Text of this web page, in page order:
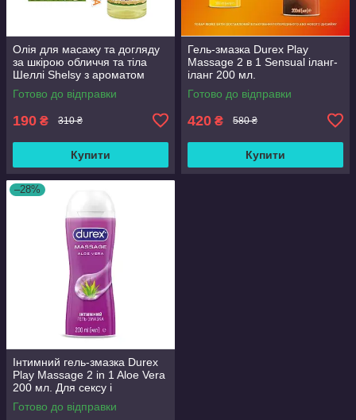
Олія для масажу та догляду
за шкірою обличчя та тіла
Шеллі Shelsy з ароматом
ПЕРСИК 100 мл.100%
organic!
Готово до відправки
190 ₴ 310 ₴
Купити
Гель-змазка Durex Play
Massage 2 в 1 Sensual іланг-
іланг 200 мл.
Готово до відправки
420 ₴ 580 ₴
Купити
–28%
Інтимний гель-змазка Durex
Play Massage 2 in 1 Aloe Vera
200 мл. Для сексу і
масажу.Заспокоює і
відновлює шкіру
Готово до відправки